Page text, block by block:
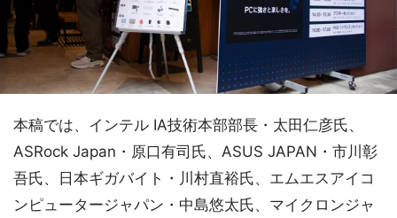
本稿では、インテル IA技術本部部長・太田仁彦氏、
ASRock Japan・原口有司氏、ASUS JAPAN・市川彰
吾氏、日本ギガバイト・川村直裕氏、エムエスアイコ
ンピュータージャパン・中島悠太氏、マイクロンジャ